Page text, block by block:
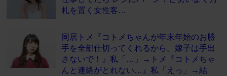
札を置く女性客…
同居トメ『コトメちゃんが年末年始のお勝
手を全部仕切ってくれるから。嫁子は手出
さないで！』私「…」→トメ『コトメちゃ
んと連絡がとれない…』私「えっ」→結